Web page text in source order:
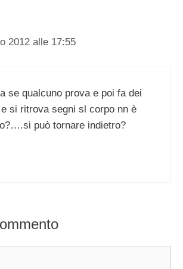
2012 alle 17:55
se qualcuno prova e poi fa dei
si ritrova segni sl corpo nn è
può tornare indietro?